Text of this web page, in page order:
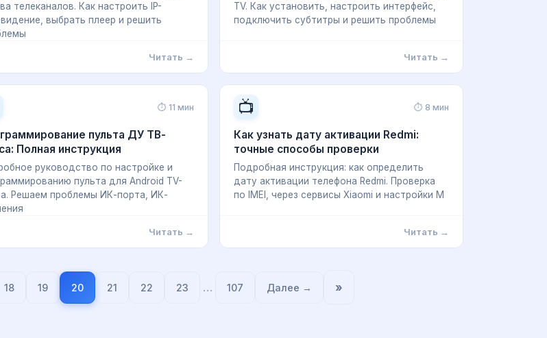
телеканалов. Как настроить IP-
выбрать плеер и решить
Читать →
TV. Как установить, настроить интерфейс,
подключить субтитры и решить проблемы
Читать →
⏱ 11 мин
пульта ДУ ТВ-
Полная инструкция
руководство по настройке и
пульта для Android TV-
Решаем проблемы ИК-порта, ИК-
Читать →
📺 ⏱ 8 мин
Как узнать дату активации Redmi:
точные способы проверки
Подробная инструкция: как определить
дату активации телефона Redmi. Проверка
по IMEI, через сервисы Xiaomi и настройки M
Читать →
18 19 20 21 22 23 … 107 Далее → »